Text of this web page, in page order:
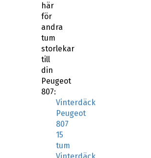
här
för
andra
tum
storlekar
till
din
Peugeot
807:
Vinterdäck
Peugeot
807
15
tum
Vinterdäck